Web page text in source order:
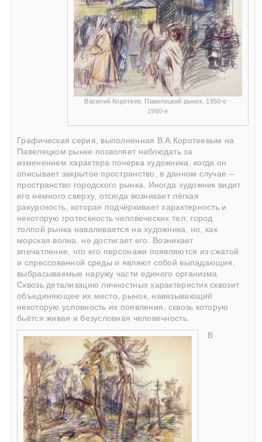
Василий Коротеев, Павелецкий рынок, 1950-е -
1960-е
Графическая серия, выполненная В.А.Коротеевым на
Павелецком рынке позволяет наблюдать за
изменением характера почерка художника, когда он
описывает закрытое пространство, в данном случае –
пространство городского рынка. Иногда художник видит
его немного сверху, отсюда возникает лёгкая
ракурсность, которая подчёркивает характерность и
некоторую гротескность человеческих тел; город
толпой рынка наваливается на художника, но, как
морская волна, не достигает его. Возникает
впечатление, что его персонажи появляются из сжатой
и спрессованной среды и являют собой выпадающие,
выбрасываемые наружу части единого организма.
Сквозь детализацию личностных характеристик сквозит
объединяющее их место, рынок, навязывающий
некоторую условность их появления, сквозь которую
бьётся живая и безусловная человечность.
В